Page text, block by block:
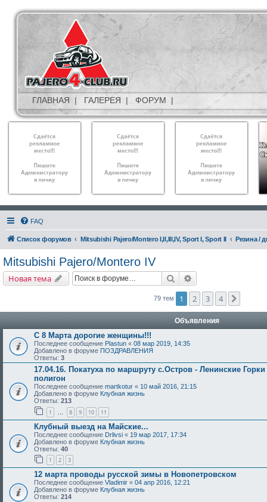
ГЛАВНАЯ | ГАЛЕРЕЯ | ФОРУМ |
FAQ
Список форумов Mitsubishi Pajero/Montero I,II,III,IV, Sport I, Sport II Резина /
Mitsubishi Pajero/Montero IV
Новая тема Поиск
79 тем 1 2 3 4
Объявления
С 8 Марта дорогие женщины!!!
Последнее сообщение Plastun « 08 мар 2019, 14:35
Добавлено в форуме ПОЗДРАВЛЕНИЯ
Ответы: 3
17.04.16. Покатуха по маршруту с.Остров - Ленинские
полигон
Последнее сообщение martkotur « 10 май 2016, 21:15
Добавлено в форуме Клубная жизнь
Ответы: 213
1 … 8 9 10 11
Клубный выезд на Майские...
Последнее сообщение Drlivsi « 19 мар 2017, 17:34
Добавлено в форуме Клубная жизнь
Ответы: 40
1 2 3
12 марта проводы русской зимы в Новопетровском
Последнее сообщение Vladimir « 04 апр 2016, 12:21
Добавлено в форуме Клубная жизнь
Ответы: 214